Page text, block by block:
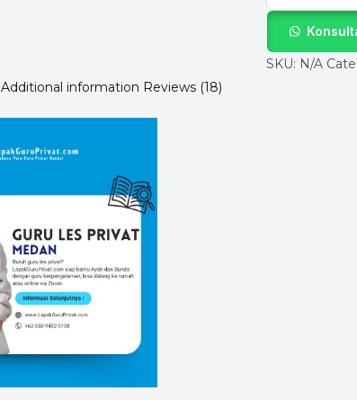
SKU: N/A
Additional information Reviews (18)